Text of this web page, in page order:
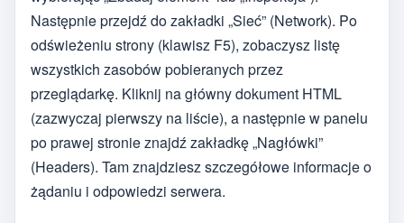
Następnie przejdź do zakładki „Sieć” (Network). Po
odświeżeniu strony (klawisz F5), zobaczysz listę
wszystkich zasobów pobieranych przez
przeglądarkę. Kliknij na główny dokument HTML
(zazwyczaj pierwszy na liście), a następnie w panelu
po prawej stronie znajdź zakładkę „Nagłówki”
(Headers). Tam znajdziesz szczegółowe informacje o
żądaniu i odpowiedzi serwera.